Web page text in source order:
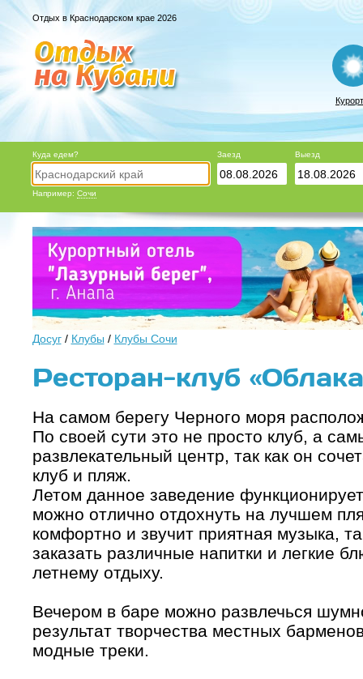
Отдых в Краснодарском крае 2026
Куда едем?
Например: Сочи
Заезд Выезд
Досуг/ Клубы / Клубы Сочи
Ресторан-клуб
На самом берегу Черного моря
По своей сути это не просто клуб, а
развлекательный центр, так как он
клуб и пляж.
Летом данное заведение
можно отлично отдохнуть на лучшем
комфортно и звучит приятная музыка,
заказать различные напитки и легкие
летнему отдыху.
Вечером в баре можно развлечься
результат творчества местных
модные треки.